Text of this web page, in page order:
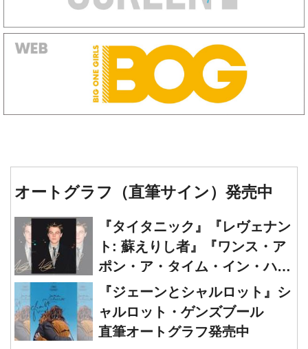
オートグラフ（直筆サイン）発売中
『タイタニック』『レヴェナン
ト: 蘇えりし者』『ワンス・ア
ポン・ア・タイム・イン・ハリ
ウッド』レオナルド・ディカプ
リオ 直筆オートグラフ発売中
『ジェーンとシャルロット』シ
ャルロット・ゲンズブール
直筆オートグラフ発売中